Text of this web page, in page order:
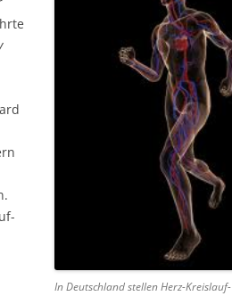
In Deutschland stellen Herz-Kreislauf-